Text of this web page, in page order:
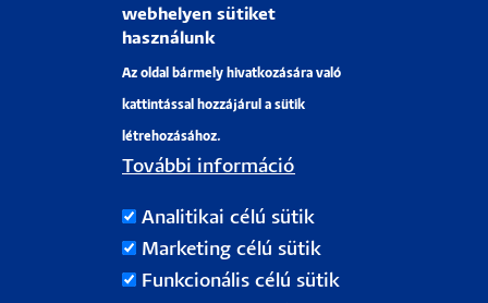
Médiaajánlat
Pályázati projektek
H-7622 Pécs, Vasvári Pál utca. 4.
Tel.:+36-72/501-500
webhelyen sütiket
használunk
Az oldal bármely hivatkozására való
kattintással hozzájárul a sütik
létrehozásához.
További információ
Analitikai célú sütik
Marketing célú sütik
Funkcionális célú sütik